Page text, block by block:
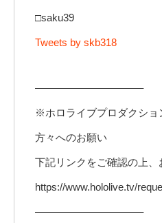
□saku39
Tweets by skb318
——————————–
※ホロライブプロダクショ
方々へのお願い
下記リンクをご確認の上、
https://www.hololive.tv/
——————————–